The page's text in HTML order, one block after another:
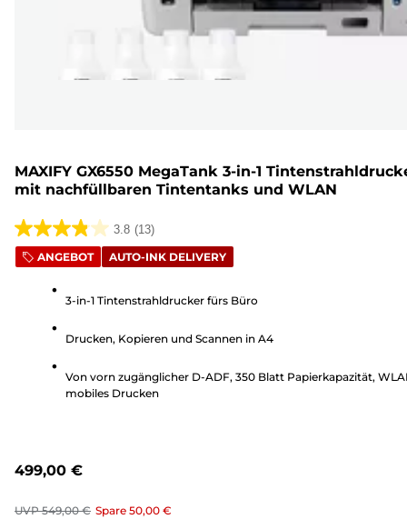
MAXIFY GX6550 MegaTank 3-in-1
mit nachfüllbaren Tintentanks und WLAN
3.8 (13)
3.8
von
Sternen.
Bewertungen
ANGEBOT AUTO-INK DELIVERY
3-in-1 Tintenstrahldrucker fürs Büro
Drucken, Kopieren und Scannen in A4
Von vorn zugänglicher D-ADF, 350 Blatt Papierkapazität,
mobiles Drucken
499,00 €
UVP549,00 € Spare 50,00 €